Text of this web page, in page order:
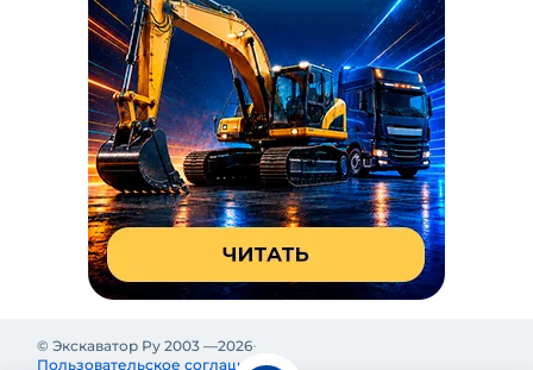
© Экскаватор Ру 2003 —2026
Пользовательское соглашение